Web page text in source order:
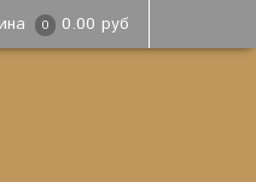
0 0.00 руб